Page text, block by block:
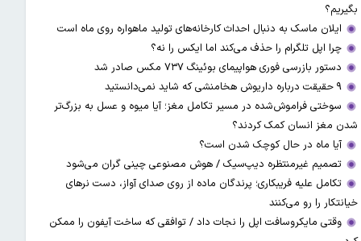
بگیریم؟
ایلان ماسک به دنبال احداث کارخانه‌های تولید ماهواره روی ماه است
چرا اپل تلگرام را حذف می‌کند اما ایکس را نه؟
دستور بازرسی فوری هواپیمای بوئینگ ۷۳۷ مکس صادر شد
۹ حقیقت درباره داریوش هخامنشی که شاید نمی‌دانستید
سوختی فراموش‌شده در مسیر تکامل مغز؛ آیا میوه و عسل به بزرگ‌تر
شدن مغز انسان کمک کردند؟
آیا ماه در حال کوچک شدن است؟
تصمیم غیرمنتظره دیپ‌سیک / هوش مصنوعی چینی گران می‌شود
تکامل علیه فریبکاری؛ پرندگان ماده از روی صدای آواز، دست نرهای
خیانتکار را رو می‌کنند
وقتی مایکروسافت اپل را نجات داد / توافقی که ساخت آیفون را ممکن